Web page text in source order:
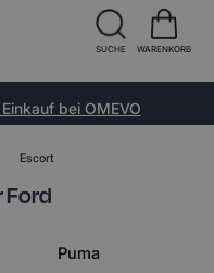
bei OMEVO
Escort
Ford
Puma
SUCHE WARENKORB